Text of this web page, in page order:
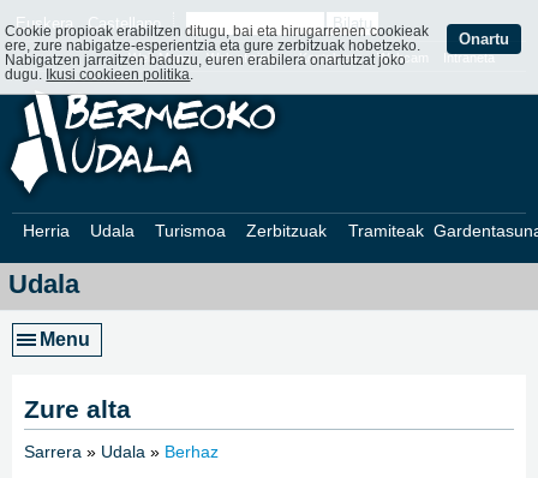
Euskera Castellano
Web Mapa Web ofizialak Kontaktatu Webcam Intraneta
Herria Udala Turismoa Zerbitzuak Tramiteak
Udala
Menu
Zure alta
Sarrera » Udala » Berhaz
Onartu
Cookie propioak erabiltzen ditugu, bai eta hirugarrenen cookieak
ere, zure nabigatze-esperientzia eta gure zerbitzuak hobetzeko.
Nabigatzen jarraitzen baduzu, euren erabilera onartutzat joko
dugu.
Ikusi cookieen politika